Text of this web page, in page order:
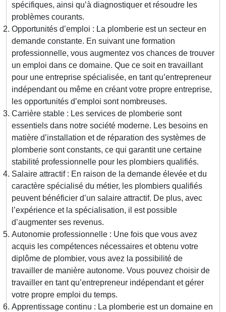
spécifiques, ainsi qu’à diagnostiquer et résoudre les
problèmes courants.
Opportunités d’emploi : La plomberie est un secteur en
demande constante. En suivant une formation
professionnelle, vous augmentez vos chances de trouver
un emploi dans ce domaine. Que ce soit en travaillant
pour une entreprise spécialisée, en tant qu’entrepreneur
indépendant ou même en créant votre propre entreprise,
les opportunités d’emploi sont nombreuses.
Carrière stable : Les services de plomberie sont
essentiels dans notre société moderne. Les besoins en
matière d’installation et de réparation des systèmes de
plomberie sont constants, ce qui garantit une certaine
stabilité professionnelle pour les plombiers qualifiés.
Salaire attractif : En raison de la demande élevée et du
caractère spécialisé du métier, les plombiers qualifiés
peuvent bénéficier d’un salaire attractif. De plus, avec
l’expérience et la spécialisation, il est possible
d’augmenter ses revenus.
Autonomie professionnelle : Une fois que vous avez
acquis les compétences nécessaires et obtenu votre
diplôme de plombier, vous avez la possibilité de
travailler de manière autonome. Vous pouvez choisir de
travailler en tant qu’entrepreneur indépendant et gérer
votre propre emploi du temps.
Apprentissage continu : La plomberie est un domaine en